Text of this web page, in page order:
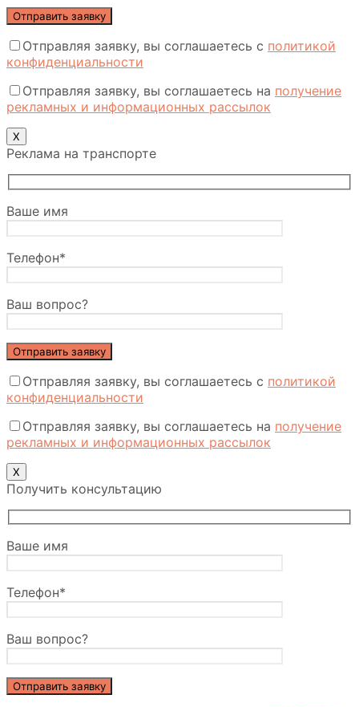
Отправляя заявку, вы соглашаетесь с политикой
конфиденциальности
Отправляя заявку, вы соглашаетесь на получение
рекламных и информационных рассылок
Х
Реклама на транспорте
Ваше имя
Телефон*
Ваш вопрос?
Отправляя заявку, вы соглашаетесь с политикой
конфиденциальности
Отправляя заявку, вы соглашаетесь на получение
рекламных и информационных рассылок
Х
Получить консультацию
Ваше имя
Телефон*
Ваш вопрос?